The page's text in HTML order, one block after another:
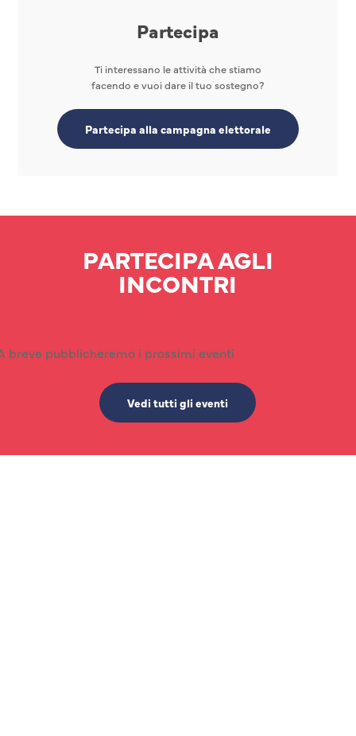
Partecipa
Ti interessano le attività che stiamo
facendo e vuoi dare il tuo sostegno?
Partecipa alla campagna elettorale
PARTECIPA AGLI
INCONTRI
breve pubblicheremo i prossimi eventi
Vedi tutti gli eventi